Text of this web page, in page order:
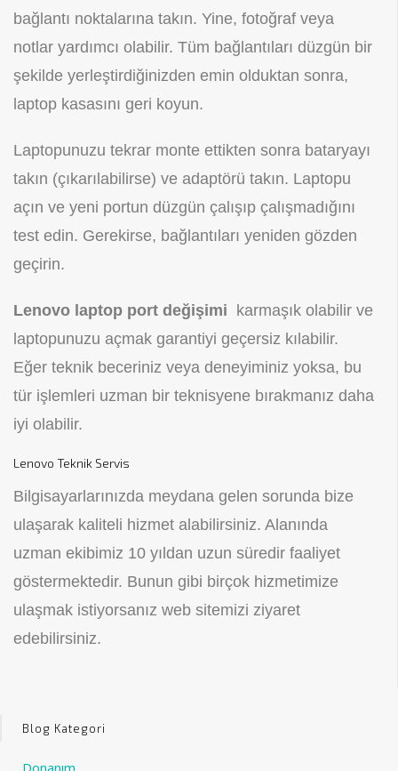
bağlantı noktalarına takın. Yine, fotoğraf veya
notlar yardımcı olabilir. Tüm bağlantıları düzgün bir
şekilde yerleştirdiğinizden emin olduktan sonra,
laptop kasasını geri koyun.
Laptopunuzu tekrar monte ettikten sonra bataryayı
takın (çıkarılabilirse) ve adaptörü takın. Laptopu
açın ve yeni portun düzgün çalışıp çalışmadığını
test edin. Gerekirse, bağlantıları yeniden gözden
geçirin.
Lenovo laptop port değişimi karmaşık olabilir ve
laptopunuzu açmak garantiyi geçersiz kılabilir.
Eğer teknik beceriniz veya deneyiminiz yoksa, bu
tür işlemleri uzman bir teknisyene bırakmanız daha
iyi olabilir.
Lenovo Teknik Servis
Bilgisayarlarınızda meydana gelen sorunda bize
ulaşarak kaliteli hizmet alabilirsiniz. Alanında
uzman ekibimiz 10 yıldan uzun süredir faaliyet
göstermektedir. Bunun gibi birçok hizmetimize
ulaşmak istiyorsanız web sitemizi ziyaret
edebilirsiniz.
Blog Kategori
Donanım